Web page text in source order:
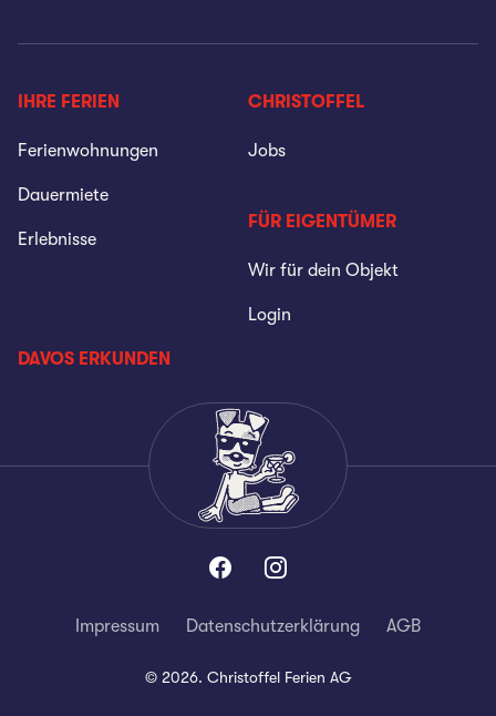
IHRE FERIEN
Ferienwohnungen
Dauermiete
Erlebnisse
CHRISTOFFEL
Jobs
FÜR EIGENTÜMER
Wir für dein Objekt
Login
DAVOS ERKUNDEN
Impressum Datenschutzerklärung AGB
© 2026. Christoffel Ferien AG